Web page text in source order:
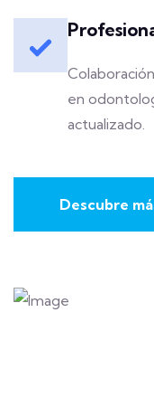
en
actualizado.
Descubre